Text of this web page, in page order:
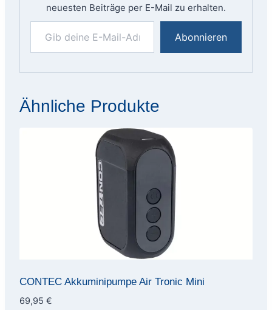
neuesten Beiträge per E-Mail zu erhalten.
Gib deine E-Mail-Adresse ein ...
Abonnieren
Ähnliche Produkte
CONTEC Akkuminipumpe Air Tronic Mini
69,95 €